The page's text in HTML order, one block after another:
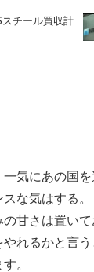
チール買収計
気にあの国を
な気はする。
甘さは置いて
れるかと言う
。